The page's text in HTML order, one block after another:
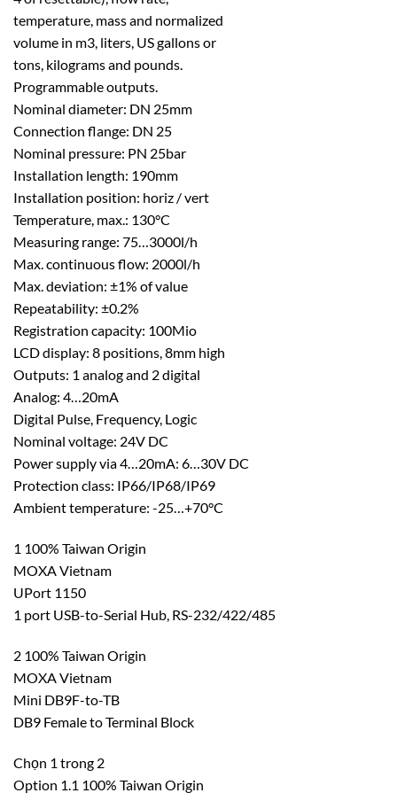
temperature, mass and normalized
volume in m3, liters, US gallons or
tons, kilograms and pounds.
Programmable outputs.
Nominal diameter: DN 25mm
Connection flange: DN 25
Nominal pressure: PN 25bar
Installation length: 190mm
Installation position: horiz / vert
Temperature, max.: 130°C
Measuring range: 75…3000l/h
Max. continuous flow: 2000l/h
Max. deviation: ±1% of value
Repeatability: ±0.2%
Registration capacity: 100Mio
LCD display: 8 positions, 8mm high
Outputs: 1 analog and 2 digital
Analog: 4…20mA
Digital Pulse, Frequency, Logic
Nominal voltage: 24V DC
Power supply via 4…20mA: 6…30V DC
Protection class: IP66/IP68/IP69
Ambient temperature: -25…+70°C
1 100% Taiwan Origin
MOXA Vietnam
UPort 1150
1 port USB-to-Serial Hub, RS-232/422/485
2 100% Taiwan Origin
MOXA Vietnam
Mini DB9F-to-TB
DB9 Female to Terminal Block
Chọn 1 trong 2
Option 1.1 100% Taiwan Origin